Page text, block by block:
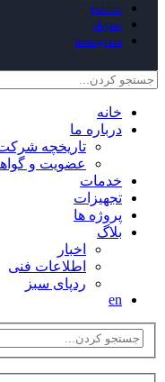
twitter
skype
instagram
خانه
درباره ما
تاریخچه
عضویت و
خدمات
تجهیزات
پروژه ها
بلاگ
اخبار
اطلاعات فنی
ردپای سبز
en